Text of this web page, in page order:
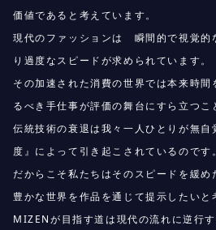
価値であると考えています。
現代のファッションは 瞬間的で視覚的
り過度なスピードが求められています。
その加速された消費の世界では本来時
るべき手仕事が評価の舞台にすら立つこ
伝統技術の衰退は我々一人ひとりが無自
度』によって引き起こされているのです。
だからこそ私たちはそのスピードを緩
豊かな世界を作品を通じて提示したいと
MIZENが目指す道は現代の流れに逆行